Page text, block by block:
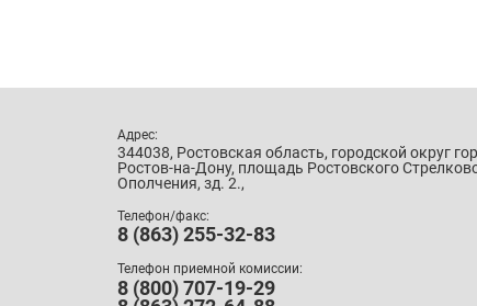
Адрес:
344038, Ростовская область, городской округ
Ростов-на-Дону, площадь Ростовского
Ополчения, зд. 2.,
Телефон/факс:
8 (863) 255-32-83
Телефон приемной комиссии:
8 (800) 707-19-29